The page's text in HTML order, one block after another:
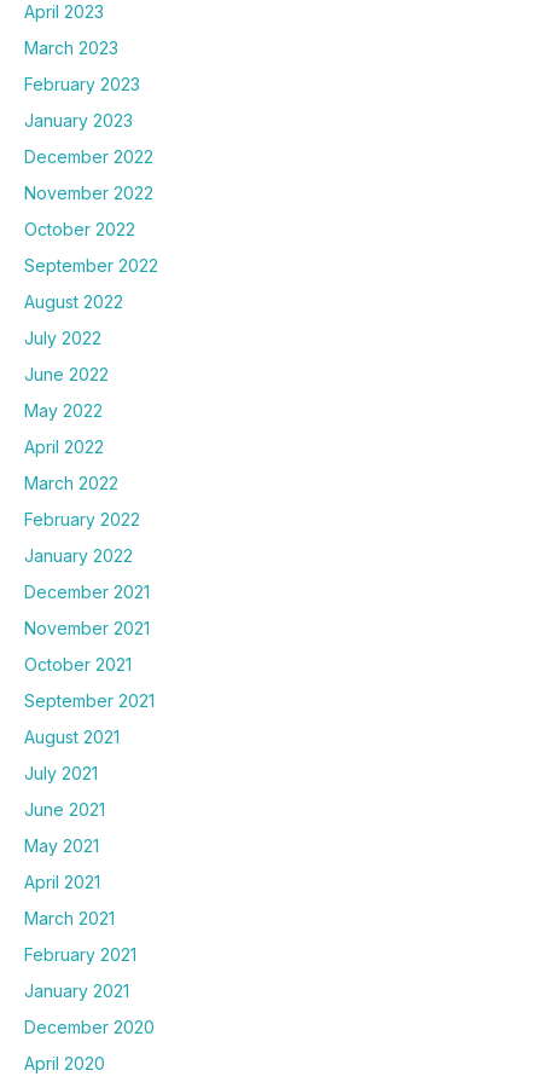
April 2023
March 2023
February 2023
January 2023
December 2022
November 2022
October 2022
September 2022
August 2022
July 2022
June 2022
May 2022
April 2022
March 2022
February 2022
January 2022
December 2021
November 2021
October 2021
September 2021
August 2021
July 2021
June 2021
May 2021
April 2021
March 2021
February 2021
January 2021
December 2020
April 2020